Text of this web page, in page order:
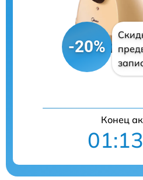
-20%
Конец